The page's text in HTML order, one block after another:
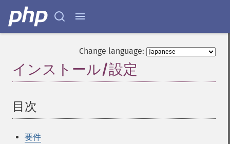
Change language:
インストール/設定
目次
要件